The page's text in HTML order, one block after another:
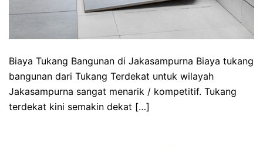
Biaya Tukang Bangunan di Jakasampurna Biaya tukang
bangunan dari Tukang Terdekat untuk wilayah
Jakasampurna sangat menarik / kompetitif. Tukang
terdekat kini semakin dekat […]